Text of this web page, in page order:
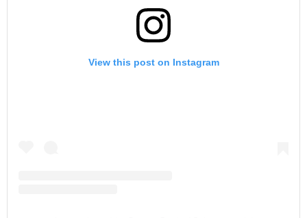
View this post on Instagram